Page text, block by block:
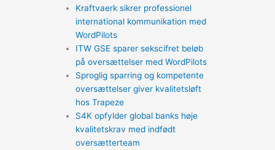
Kraftvaerk sikrer professionel
international kommunikation med
WordPilots
ITW GSE sparer sekscifret beløb
på oversættelser med WordPilots
Sproglig sparring og kompetente
oversættelser giver kvalitetsløft
hos Trapeze
S4K opfylder global banks høje
kvalitetskrav med indfødt
oversætterteam